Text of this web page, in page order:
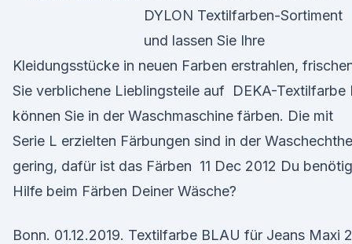
DYLON Textilfarben-Sortiment
und lassen Sie Ihre
Kleidungsstücke in neuen Farben erstrahlen,
Sie verblichene Lieblingsteile auf DEKA-Textilfarbe
können Sie in der Waschmaschine färben. Die mit
Serie L erzielten Färbungen sind in der
gering, dafür ist das Färben 11 Dec 2012 Du
Hilfe beim Färben Deiner Wäsche?
Bonn. 01.12.2019. Textilfarbe BLAU für Jeans Maxi